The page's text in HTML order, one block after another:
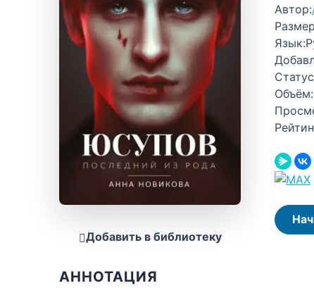
Добавить в библиотеку
Автор:
Язык:
Объём:
АННОТАЦИЯ